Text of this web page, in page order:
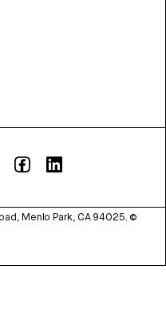
Menlo Park, CA 94025. ©